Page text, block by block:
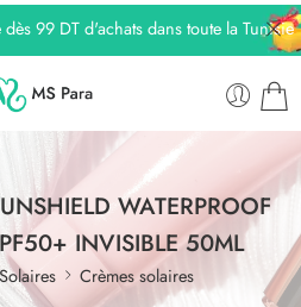
99 DT d'achats dans toute la Tunisie
WATERPROOF
INVISIBLE 50ML
Crèmes solaires